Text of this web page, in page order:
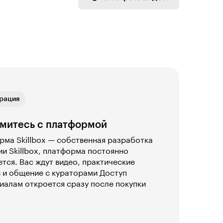
связь
с платформой
Skillbox — собственная разработка
Skillbox, платформа постоянно
Вас ждут видео, практические
и общение с кураторами Доступ
откроется сразу после покупки
связь